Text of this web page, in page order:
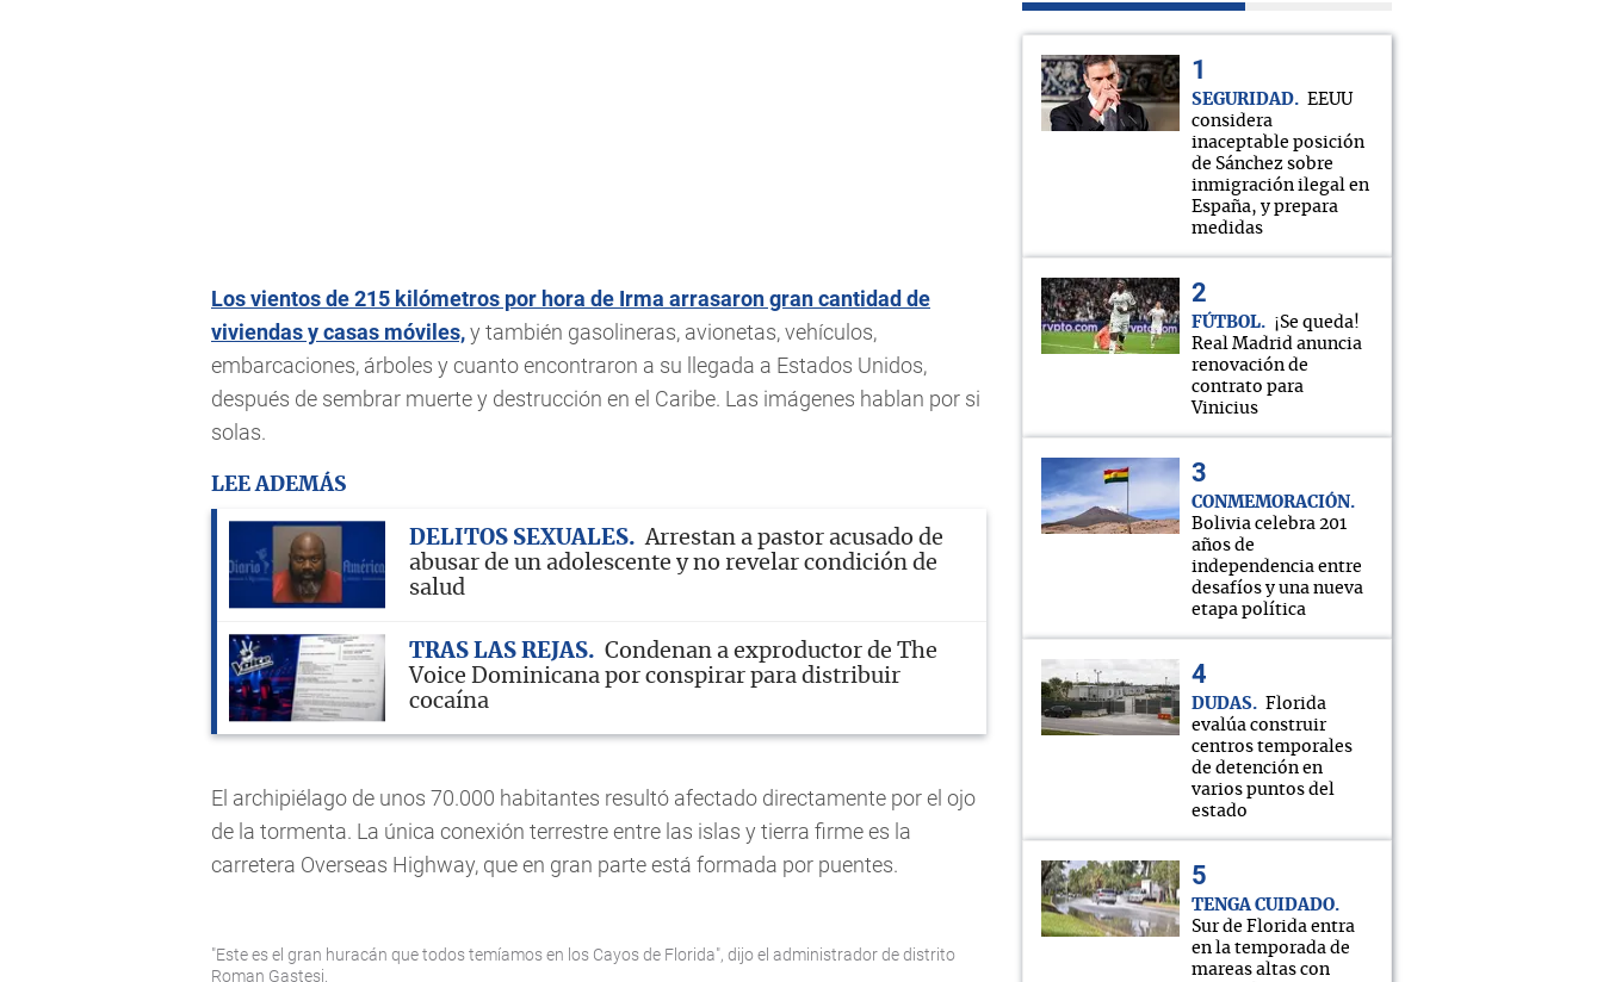
Los vientos de 215 kilómetros por hora de Irma arrasaron gran cantidad de
viviendas y casas móviles,y también gasolineras, avionetas, vehículos,
embarcaciones, árboles y cuanto encontraron a su llegada a Estados Unidos,
después de sembrar muerte y destrucción en el Caribe. Las imágenes hablan por si
solas.
LEE ADEMÁS
DELITOS SEXUALES
Arrestan a pastor acusado de
abusar de un adolescente y no revelar condición de
salud
TRAS LAS REJAS
Condenan a exproductor de The
Voice Dominicana por conspirar para distribuir
cocaína
El archipiélago de unos 70.000 habitantes resultó afectado directamente por el ojo
de la tormenta. La única conexión terrestre entre las islas y tierra firme es la
carretera Overseas Highway, que en gran parte está formada por puentes.
"Este es el gran huracán que todos temíamos en los Cayos de Florida", dijo el administrador de distrito
Roman Gastesi.
SEGURIDAD
EEUU
considera
inaceptable posición
de Sánchez sobre
inmigración ilegal en
España, y prepara
medidas
FÚTBOL
¡Se queda!
Real Madrid anuncia
renovación de
contrato para
Vinicius
CONMEMORACIÓN
Bolivia celebra 201
años de
independencia entre
desafíos y una nueva
etapa política
DUDAS
Florida
evalúa construir
centros temporales
de detención en
varios puntos del
estado
TENGA CUIDADO
Sur de Florida entra
en la temporada de
mareas altas con